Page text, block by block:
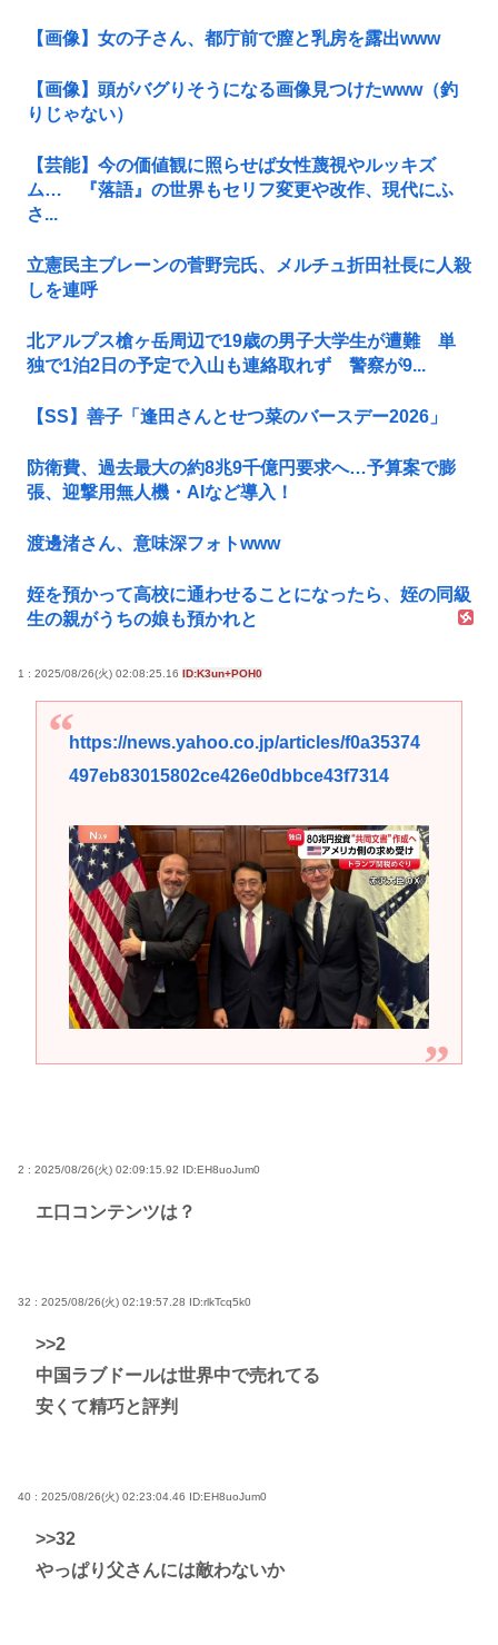
【画像】女の子さん、都庁前で膣と乳房を露出www
【画像】頭がバグりそうになる画像見つけたwww（釣
りじゃない）
【芸能】今の価値観に照らせば女性蔑視やルッキズ
ム… 『落語』の世界もセリフ変更や改作、現代にふ
さ...
立憲民主ブレーンの菅野完氏、メルチュ折田社長に人殺
しを連呼
北アルプス槍ヶ岳周辺で19歳の男子大学生が遭難 単
独で1泊2日の予定で入山も連絡取れず 警察が9...
【SS】善子「逢田さんとせつ菜のバースデー2026」
防衛費、過去最大の約8兆9千億円要求へ…予算案で膨
張、迎撃用無人機・AIなど導入！
渡邊渚さん、意味深フォトwww
姪を預かって高校に通わせることになったら、姪の同級
生の親がうちの娘も預かれと
1 : 2025/08/26(火) 02:08:25.16 ID:K3un+POH0
https://news.yahoo.co.jp/articles/f0a35374
497eb83015802ce426e0dbbce43f7314
2 : 2025/08/26(火) 02:09:15.92 ID:EH8uoJum0
エ口コンテンツは？
32 : 2025/08/26(火) 02:19:57.28 ID:rlkTcq5k0
>>2
中国ラブドールは世界中で売れてる
安くて精巧と評判
40 : 2025/08/26(火) 02:23:04.46 ID:EH8uoJum0
>>32
やっぱり父さんには敵わないか